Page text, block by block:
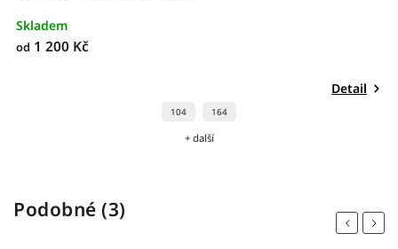
Skladem
od 1 200 Kč
Detail
104 164
+ další
Podobné (3)
Previous
Next